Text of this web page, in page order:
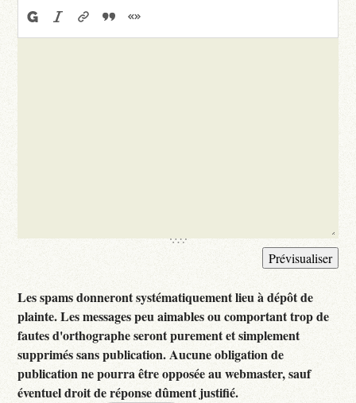
Les spams donneront systématiquement lieu à dépôt de
plainte. Les messages peu aimables ou comportant trop de
fautes d'orthographe seront purement et simplement
supprimés sans publication. Aucune obligation de
publication ne pourra être opposée au webmaster, sauf
éventuel droit de réponse dûment justifié.